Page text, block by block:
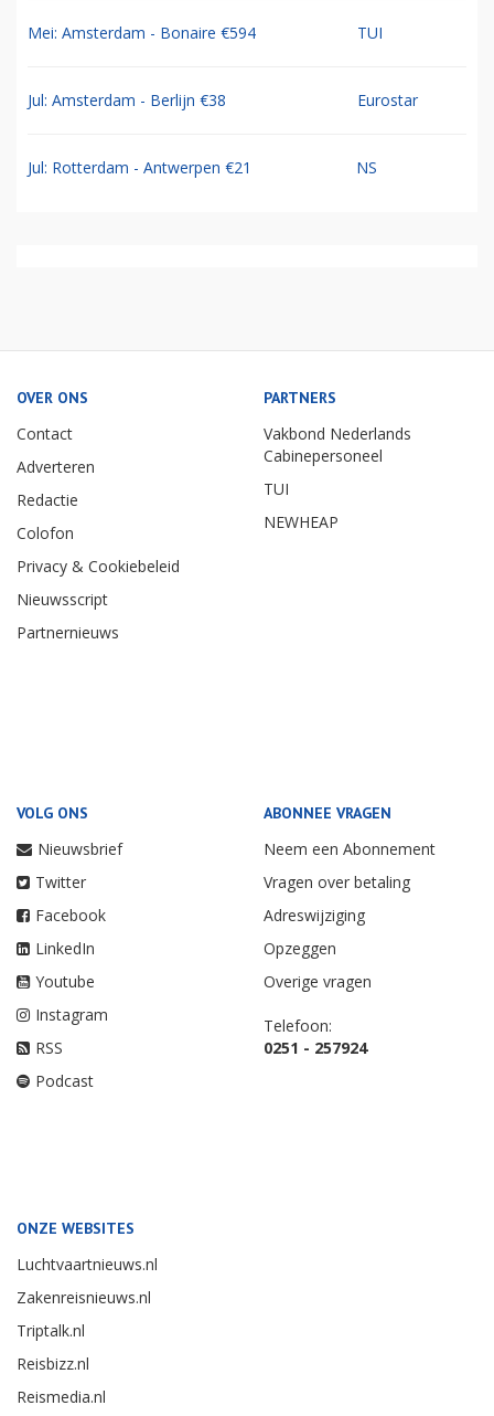
Mei: Amsterdam - Bonaire €594 TUI
Jul: Amsterdam - Berlijn €38 Eurostar
Jul: Rotterdam - Antwerpen €21 NS
OVER ONS
Contact
Adverteren
Redactie
Colofon
Privacy & Cookiebeleid
Nieuwsscript
Partnernieuws
PARTNERS
Vakbond Nederlands
Cabinepersoneel
TUI
NEWHEAP
VOLG ONS
Nieuwsbrief
Twitter
Facebook
LinkedIn
Youtube
Instagram
RSS
Podcast
ABONNEE VRAGEN
Neem een Abonnement
Vragen over betaling
Adreswijziging
Opzeggen
Overige vragen
Telefoon:
0251 - 257924
ONZE WEBSITES
Luchtvaartnieuws.nl
Zakenreisnieuws.nl
Triptalk.nl
Reisbizz.nl
Reismedia.nl